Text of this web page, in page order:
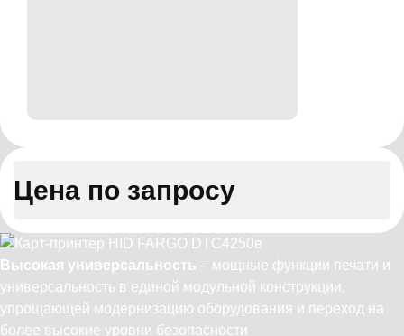
Цена по запросу
Высокая универсальность – мощные функции печати и
универсальность в единой модульной конструкции,
упрощающей модернизацию оборудования и переход на
более высокие уровни безопасности